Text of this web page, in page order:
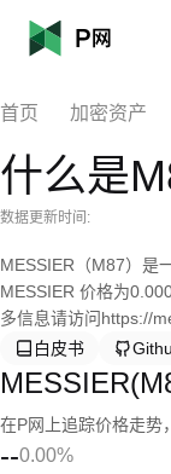
首页 加密资产
什么是
数据更新时间:
MESSIER（M87）是
MESSIER 价格为
多信息请访问https://
白皮书
在P网上追踪价格走
--0.00%